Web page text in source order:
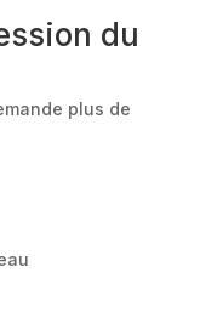
du
plus de